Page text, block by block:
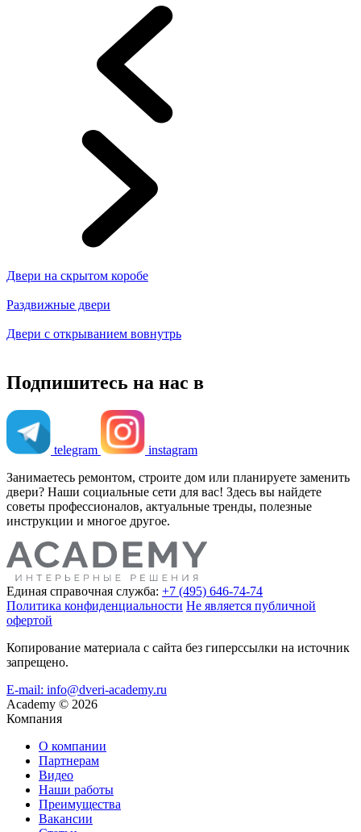
Двери на скрытом коробе
Раздвижные двери
Двери с открыванием вовнутрь
Подпишитесь на нас в
telegram
instagram
Занимаетесь ремонтом, строите дом или планируете заменить
двери? Наши социальные сети для вас! Здесь вы найдете
советы профессионалов, актуальные тренды, полезные
инструкции и многое другое.
Единая справочная служба: +7 (495) 646-74-74
Политика конфиденциальности Не является публичной
офертой
Копирование материала с сайта без гиперссылки на источник
запрещено.
E-mail: info@dveri-academy.ru
Academy © 2026
Компания
О компании
Партнерам
Видео
Наши работы
Преимущества
Вакансии